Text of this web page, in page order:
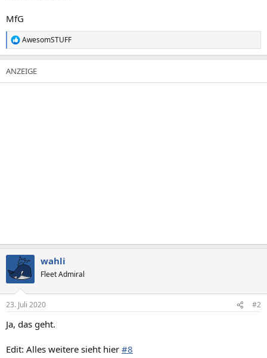
MfG
R
e
a
k
t
AwesomSTUFF
wahli
Fleet Admiral
23. Juli 2020 #2
Ja, das geht.
Edit: Alles weitere sieht hier #8